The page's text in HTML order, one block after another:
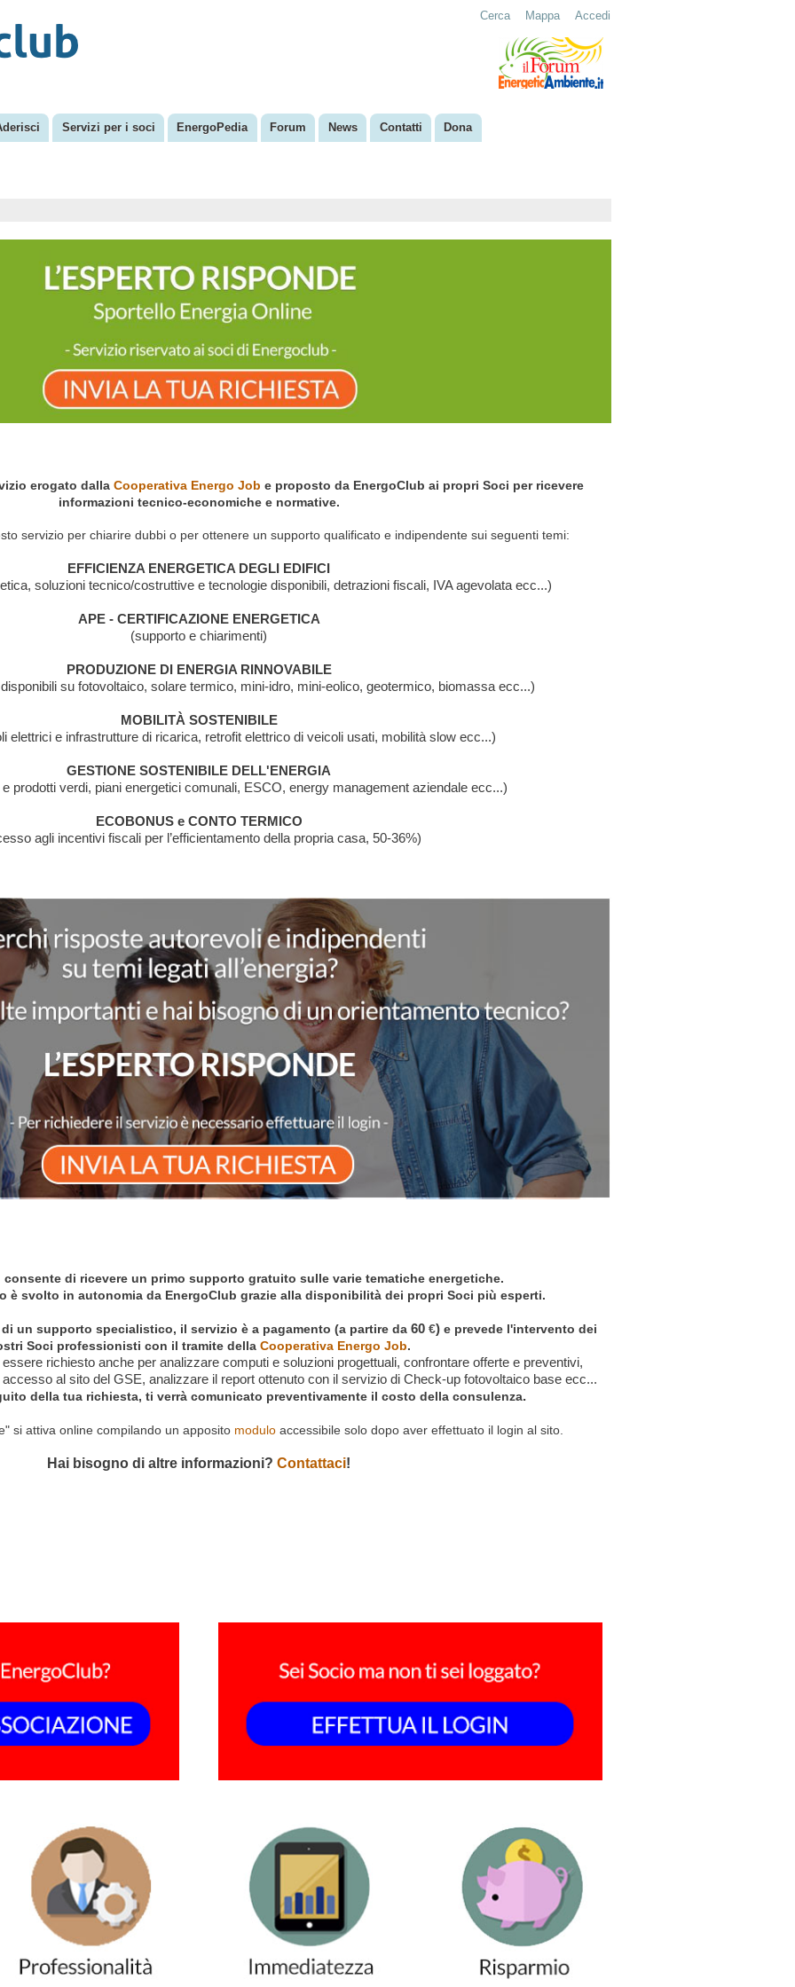
Servizi per i soci EnergoPedia Forum News Contatti Dona
Cerca Mappa Accedi
erogato dalla Cooperativa Energo Job e proposto da EnergoClub ai propri Soci per ricevere
informazioni tecnico-economiche e normative.
servizio per chiarire dubbi o per ottenere un supporto qualificato e indipendente sui seguenti temi:
EFFICIENZA ENERGETICA DEGLI EDIFICI
soluzioni tecnico/costruttive e tecnologie disponibili, detrazioni fiscali, IVA agevolata ecc...)
APE - CERTIFICAZIONE ENERGETICA
(supporto e chiarimenti)
PRODUZIONE DI ENERGIA RINNOVABILE
su fotovoltaico, solare termico, mini-idro, mini-eolico, geotermico, biomassa ecc...)
MOBILITÀ SOSTENIBILE
elettrici e infrastrutture di ricarica, retrofit elettrico di veicoli usati, mobilità slow ecc...)
GESTIONE SOSTENIBILE DELL'ENERGIA
prodotti verdi, piani energetici comunali, ESCO, energy management aziendale ecc...)
ECOBONUS e CONTO TERMICO
agli incentivi fiscali per l’efficientamento della propria casa, 50-36%)
di ricevere un primo supporto gratuito sulle varie tematiche energetiche.
è svolto in autonomia da EnergoClub grazie alla disponibilità dei propri Soci più esperti.
un supporto specialistico, il servizio è a pagamento (a partire da60 €) e prevede l'intervento dei
Soci professionisti con il tramite della Cooperativa Energo Job.
richiesto anche per analizzare computi e soluzioni progettuali, confrontare offerte e preventivi,
al sito del GSE, analizzare il report ottenuto con il servizio di Check-up fotovoltaico base ecc...
della tua richiesta, ti verrà comunicato preventivamente il costo della consulenza.
si attiva online compilando un apposito moduloaccessibile solo dopo aver effettuato il login al sito.
Hai bisogno di altre informazioni? Contattaci!